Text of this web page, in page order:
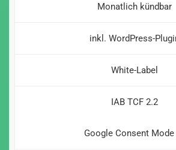
Monatlich kündbar
inkl. WordPress-
White-Label
IAB TCF 2.2
Google Consent Mode